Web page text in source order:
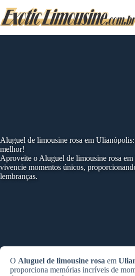
to
content
Aluguel de limousine rosa em
melhor!
Aproveite o Aluguel de limousine rosa
vivencie momentos únicos,
lembranças.
O Aluguel de limousine rosa em
proporciona memórias incríveis de